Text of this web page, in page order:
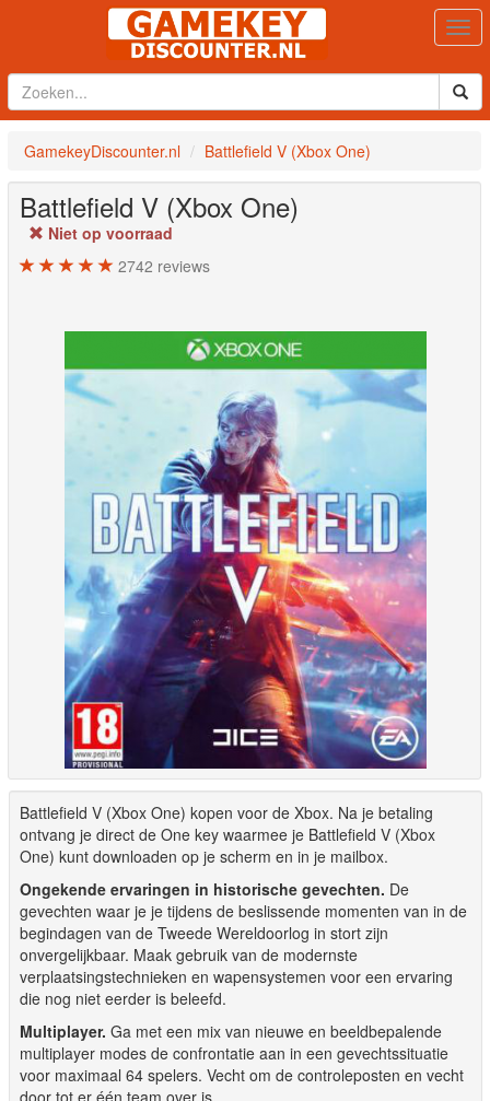
GamekeyDiscounter.nl Battlefield V (Xbox One)
Battlefield V (Xbox One)
Niet op voorraad
2742 reviews
Battlefield V (Xbox One) kopen voor de Xbox. Na je betaling
ontvang je direct de One key waarmee je Battlefield V (Xbox
One) kunt downloaden op je scherm en in je mailbox.
Ongekende ervaringen in historische gevechten. De
gevechten waar je je tijdens de beslissende momenten van in de
begindagen van de Tweede Wereldoorlog in stort zijn
onvergelijkbaar. Maak gebruik van de modernste
verplaatsingstechnieken en wapensystemen voor een ervaring
die nog niet eerder is beleefd.
Multiplayer. Ga met een mix van nieuwe en beeldbepalende
multiplayer modes de confrontatie aan in een gevechtssituatie
voor maximaal 64 spelers. Vecht om de controleposten en vecht
door tot er één team over is.